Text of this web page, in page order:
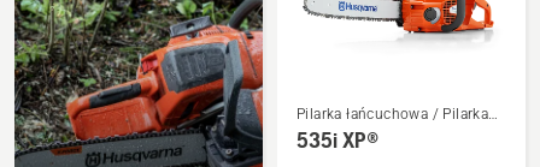
Zobacz
więcej
Pilarka łańcuchowa / Pilarka
mechaniczna
535i XP®